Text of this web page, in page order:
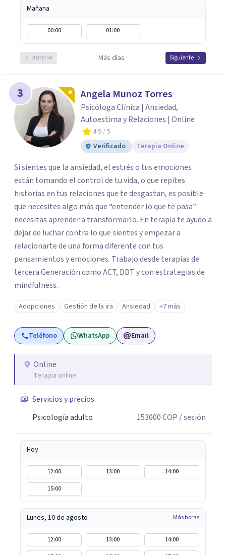
Mañana
00:00 01:00
Anterior Más días Siguiente
3 Angela Munoz Torres
Psicóloga Clínica | Ansiedad,
Autoestima y Relaciones | Online
4.9/ 5
Verificado
Terapia Online
Si sientes que la ansiedad, el estrés o tus emociones
están tomando el control de tu vida, o que repites
historias en tus relaciones que te desgastan, es posible
que necesites algo más que “entender lo que te pasa”:
necesitas aprender a transformarlo. En terapia te ayudo a
dejar de luchar contra lo que sientes y empezar a
relacionarte de una forma diferente con tus
pensamientos y emociones. Trabajo desde terapias de
tercera Generación como ACT, DBT y con estrategias de
mindfulness.
Adopciones Gestión de la ira Ansiedad +7 más
Teléfono WhatsApp Email
Online
Terapia online
Servicios y precios
Psicología adulto
153000COP / sesión
Hoy
12:00 13:00
14:00
15:00
Lunes, 10 de agosto Más horas
12:00 13:00
14:00